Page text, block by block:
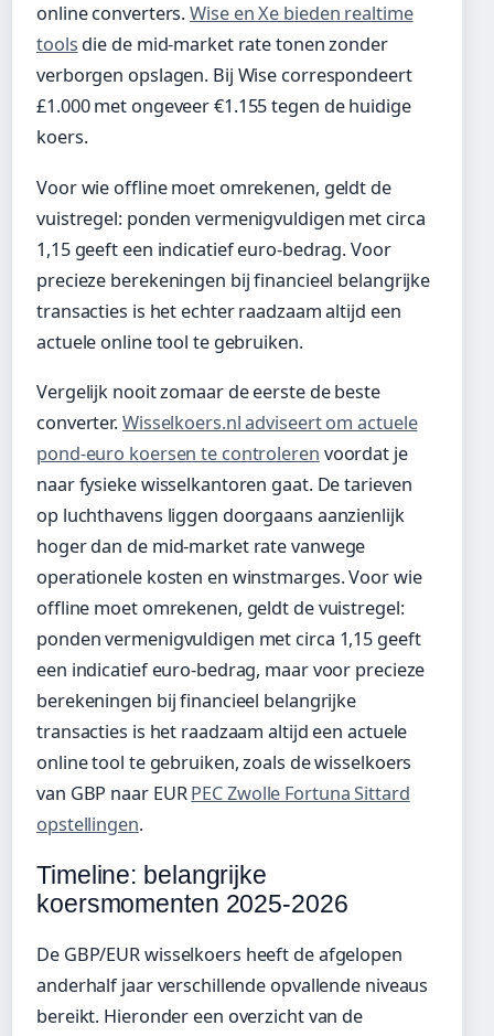
online converters.Wise en Xe bieden realtime
tools die de mid-market rate tonen zonder
verborgen opslagen. Bij Wise correspondeert
£1.000 met ongeveer €1.155 tegen de huidige
koers.
Voor wie offline moet omrekenen, geldt de
vuistregel: ponden vermenigvuldigen met circa
1,15 geeft een indicatief euro-bedrag. Voor
precieze berekeningen bij financieel belangrijke
transacties is het echter raadzaam altijd een
actuele online tool te gebruiken.
Vergelijk nooit zomaar de eerste de beste
converter.Wisselkoers.nl adviseert om actuele
pond-euro koersen te controleren voordat je
naar fysieke wisselkantoren gaat. De tarieven
op luchthavens liggen doorgaans aanzienlijk
hoger dan de mid-market rate vanwege
operationele kosten en winstmarges. Voor wie
offline moet omrekenen, geldt de vuistregel:
ponden vermenigvuldigen met circa 1,15 geeft
een indicatief euro-bedrag, maar voor precieze
berekeningen bij financieel belangrijke
transacties is het raadzaam altijd een actuele
online tool te gebruiken, zoals de wisselkoers
van GBP naar EURPEC Zwolle Fortuna Sittard
opstellingen.
Timeline: belangrijke
koersmomenten 2025-2026
De GBP/EUR wisselkoers heeft de afgelopen
anderhalf jaar verschillende opvallende niveaus
bereikt. Hieronder een overzicht van de